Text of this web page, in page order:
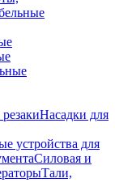
Насадки для
устройства для
Силовая и
Тали,